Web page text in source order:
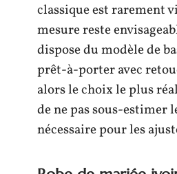
classique est rarement
mesure reste
dispose du modèle de
prêt-à-porter avec
alors le choix le plus
de ne pas sous-estimer
nécessaire pour les